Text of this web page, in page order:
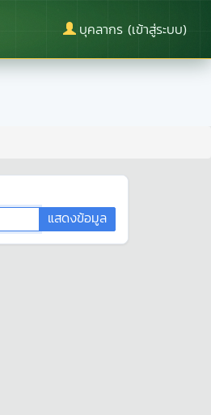
บุคลากร (เข้าสู่ระบบ)
แสดงข้อมูล